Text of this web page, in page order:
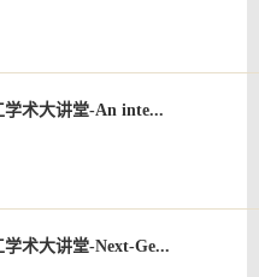
学术大讲堂-An inte...
学术大讲堂-Next-Ge...